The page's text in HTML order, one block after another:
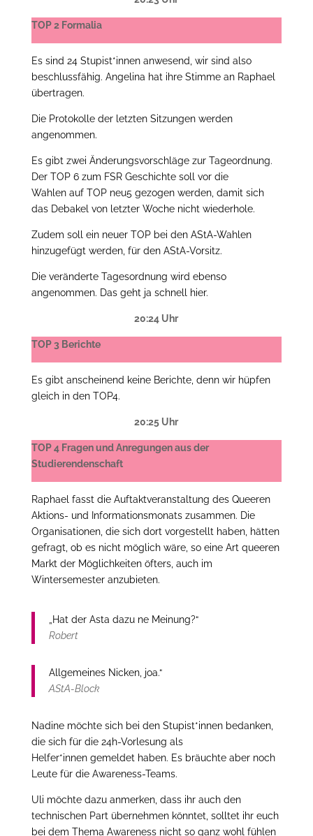
TOP 2 Formalia
Es sind 24 Stupist*innen anwesend, wir sind also
beschlussfähig. Angelina hat ihre Stimme an Raphael
übertragen.
Die Protokolle der letzten Sitzungen werden
angenommen.
Es gibt zwei Änderungsvorschläge zur Tageordnung.
Der TOP 6 zum FSR Geschichte soll vor die
Wahlen auf TOP neu5 gezogen werden, damit sich
das Debakel von letzter Woche nicht wiederhole.
Zudem soll ein neuer TOP bei den AStA-Wahlen
hinzugefügt werden, für den AStA-Vorsitz.
Die veränderte Tagesordnung wird ebenso
angenommen. Das geht ja schnell hier.
20:24 Uhr
TOP 3 Berichte
Es gibt anscheinend keine Berichte, denn wir hüpfen
gleich in den TOP4.
20:25 Uhr
TOP 4 Fragen und Anregungen aus der
Studierendenschaft
Raphael fasst die Auftaktveranstaltung des Queeren
Aktions- und Informationsmonats zusammen. Die
Organisationen, die sich dort vorgestellt haben, hätten
gefragt, ob es nicht möglich wäre, so eine Art queeren
Markt der Möglichkeiten öfters, auch im
Wintersemester anzubieten.
„Hat der Asta dazu ne Meinung?“
Robert
Allgemeines Nicken, joa.“
AStA-Block
Nadine möchte sich bei den Stupist*innen bedanken,
die sich für die 24h-Vorlesung als
Helfer*innen gemeldet haben. Es bräuchte aber noch
Leute für die Awareness-Teams.
Uli möchte dazu anmerken, dass ihr auch den
technischen Part übernehmen könntet, solltet ihr euch
bei dem Thema Awareness nicht so ganz wohl fühlen